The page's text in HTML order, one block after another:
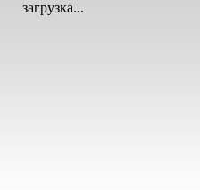
загрузка...